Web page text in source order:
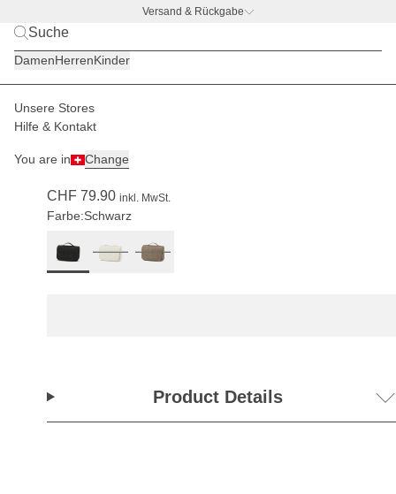
Versand & Rückgabe
DamenHerrenKinder
Unsere Stores
Hilfe & Kontakt
You are in Change
Herren Accessoires
CHF 79.90 inkl. MwSt.
Farbe:Schwarz
Product Details